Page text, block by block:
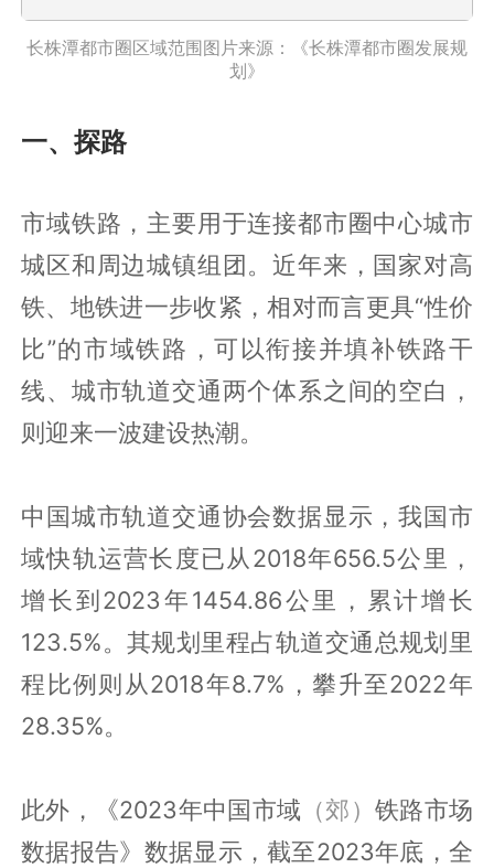
长株潭都市圈区域范围图片来源：《长株潭都市圈发展规
划》
一、探路
市域铁路，主要用于连接都市圈中心城市
城区和周边城镇组团。近年来，国家对高
铁、地铁进一步收紧，相对而言更具“性价
比”的市域铁路，可以衔接并填补铁路干
线、城市轨道交通两个体系之间的空白，
则迎来一波建设热潮。
中国城市轨道交通协会数据显示，我国市
域快轨运营长度已从2018年656.5公里，
增长到2023年1454.86公里，累计增长
123.5%。其规划里程占轨道交通总规划里
程比例则从2018年8.7%，攀升至2022年
28.35%。
此外，《2023年中国市域 （郊）铁路市场
数据报告》数据显示，截至2023年底，全